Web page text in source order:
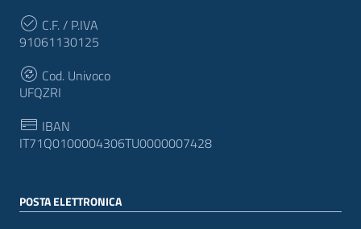
C.F. / P.IVA
91061130125
Cod. Univoco
UFQZRI
IBAN
IT71Q0100004306TU0000007428
POSTA ELETTRONICA